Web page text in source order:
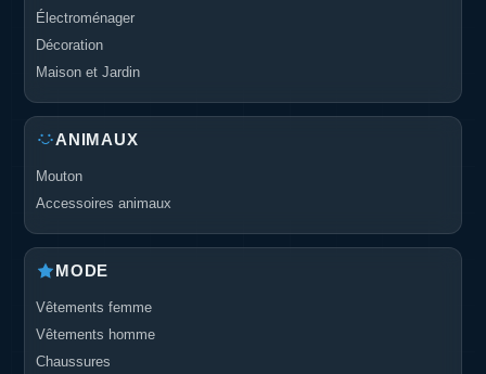
Électroménager
Décoration
Maison et Jardin
ANIMAUX
Mouton
Accessoires animaux
MODE
Vêtements femme
Vêtements homme
Chaussures